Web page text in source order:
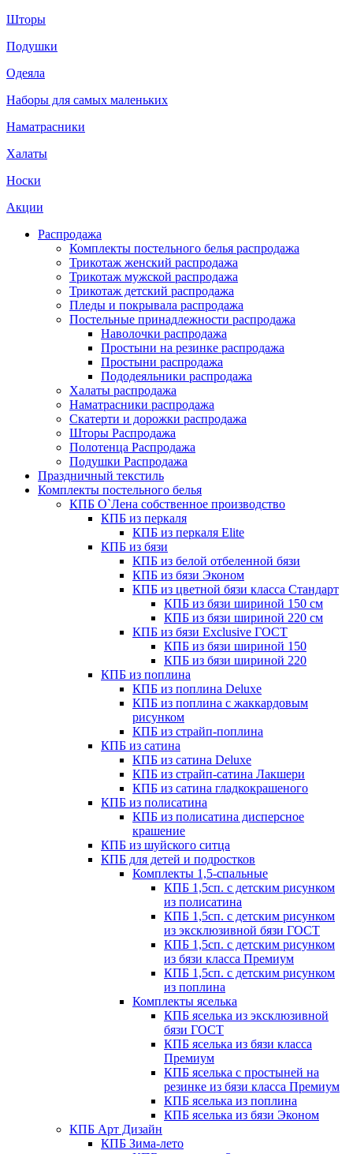
Шторы
Подушки
Одеяла
Наборы для самых маленьких
Наматрасники
Халаты
Носки
Акции
Распродажа
Комплекты постельного белья распродажа
Трикотаж женский распродажа
Трикотаж мужской распродажа
Трикотаж детский распродажа
Пледы и покрывала распродажа
Постельные принадлежности распродажа
Наволочки распродажа
Простыни на резинке распродажа
Простыни распродажа
Пододеяльники распродажа
Халаты распродажа
Наматрасники распродажа
Скатерти и дорожки распродажа
Шторы Распродажа
Полотенца Распродажа
Подушки Распродажа
Праздничный текстиль
Комплекты постельного белья
КПБ О`Лена собственное производство
КПБ из перкаля
КПБ из перкаля Elite
КПБ из бязи
КПБ из белой отбеленной бязи
КПБ из бязи Эконом
КПБ из цветной бязи класса Стандарт
КПБ из бязи шириной 150 см
КПБ из бязи шириной 220 см
КПБ из бязи Exclusive ГОСТ
КПБ из бязи шириной 150
КПБ из бязи шириной 220
КПБ из поплина
КПБ из поплина Deluxe
КПБ из поплина с жаккардовым
рисунком
КПБ из страйп-поплина
КПБ из сатина
КПБ из сатина Deluxe
КПБ из страйп-сатина Лакшери
КПБ из сатина гладкокрашеного
КПБ из полисатина
КПБ из полисатина дисперсное
крашение
КПБ из шуйского ситца
КПБ для детей и подростков
Комплекты 1,5-спальные
КПБ 1,5сп. с детским рисунком
из полисатина
КПБ 1,5сп. с детским рисунком
из эксклюзивной бязи ГОСТ
КПБ 1,5сп. с детским рисунком
из бязи класса Премиум
КПБ 1,5сп. с детским рисунком
из поплина
Комплекты яселька
КПБ яселька из эксклюзивной
бязи ГОСТ
КПБ яселька из бязи класса
Премиум
КПБ яселька с простыней на
резинке из бязи класса Премиум
КПБ яселька из поплина
КПБ яселька из бязи Эконом
КПБ Арт Дизайн
КПБ Зима-лето